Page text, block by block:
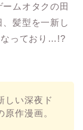
ムオタクの田
髪型を一新し
なっており…!?
しい深夜ド
作漫画。